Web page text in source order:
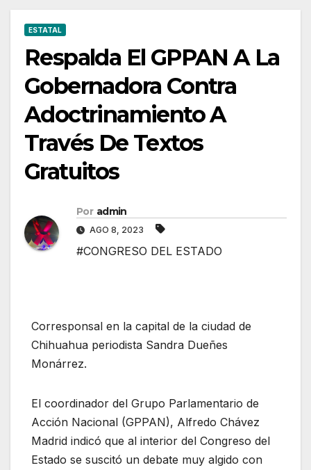
ESTATAL
Respalda El GPPAN A La
Gobernadora Contra
Adoctrinamiento A
Través De Textos
Gratuitos
Por admin
AGO 8, 2023
#CONGRESO DEL ESTADO
Corresponsal en la capital de la ciudad de
Chihuahua periodista Sandra Dueñes
Monárrez.
El coordinador del Grupo Parlamentario de
Acción Nacional (GPPAN), Alfredo Chávez
Madrid indicó que al interior del Congreso del
Estado se suscitó un debate muy algido con